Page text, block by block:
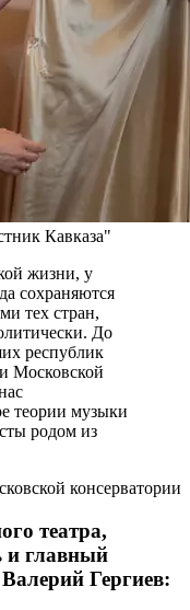
Кавказа"
жизни, у
сохраняются
тех стран,
До
республик
Московской
теории музыки
родом из
консерватории
театра,
и главный
Гергиев: